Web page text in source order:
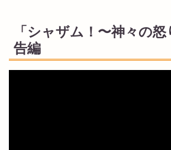
「シャザム！〜神々の
告編